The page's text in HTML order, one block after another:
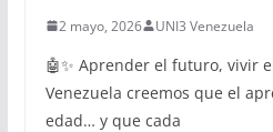
2 mayo, 2026 UNI3 Venezuela
🤖✨ Aprender el futuro, vivir
Venezuela creemos que el
edad… y que cada